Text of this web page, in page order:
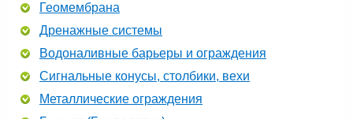
Геомембрана
Дренажные системы
Водоналивные барьеры и ограждения
Сигнальные конусы, столбики, вехи
Металлические ограждения